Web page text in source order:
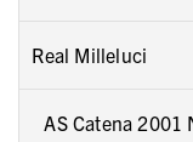
Real Milleluci
AS Catena 2001